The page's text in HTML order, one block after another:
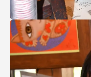
認証評価
教育研究
ポリシー